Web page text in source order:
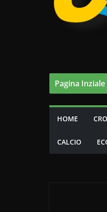
Pagina Inziale
HOME
CALCIO